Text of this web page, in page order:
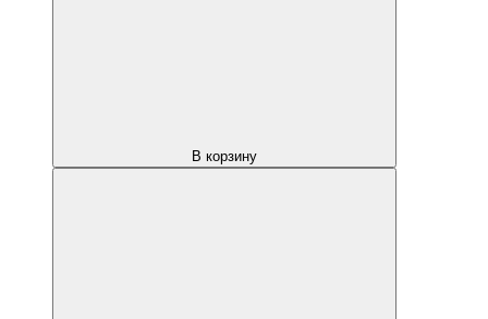
В корзину